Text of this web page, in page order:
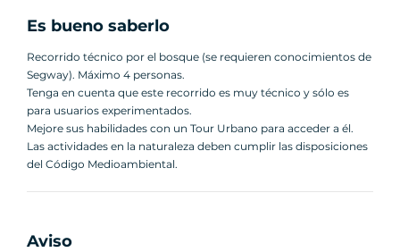
Es bueno saberlo
Recorrido técnico por el bosque (se requieren conocimientos de
Segway). Máximo 4 personas.
Tenga en cuenta que este recorrido es muy técnico y sólo es
para usuarios experimentados.
Mejore sus habilidades con un Tour Urbano para acceder a él.
Las actividades en la naturaleza deben cumplir las disposiciones
del Código Medioambiental.
Aviso